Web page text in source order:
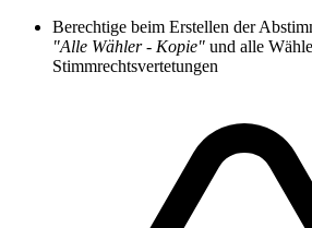
Berechtige beim Erstellen der
"Alle Wähler - Kopie" und alle
Stimmrechtsvertetungen